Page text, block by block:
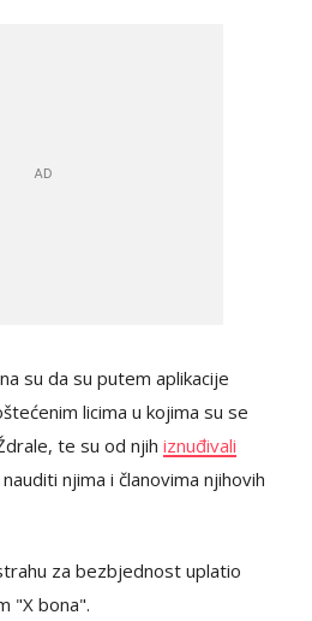
su da su putem aplikacije
licima u kojima su se
te su od njih iznuđivali
njima i članovima njihovih
za bezbjednost uplatio
"X bona".